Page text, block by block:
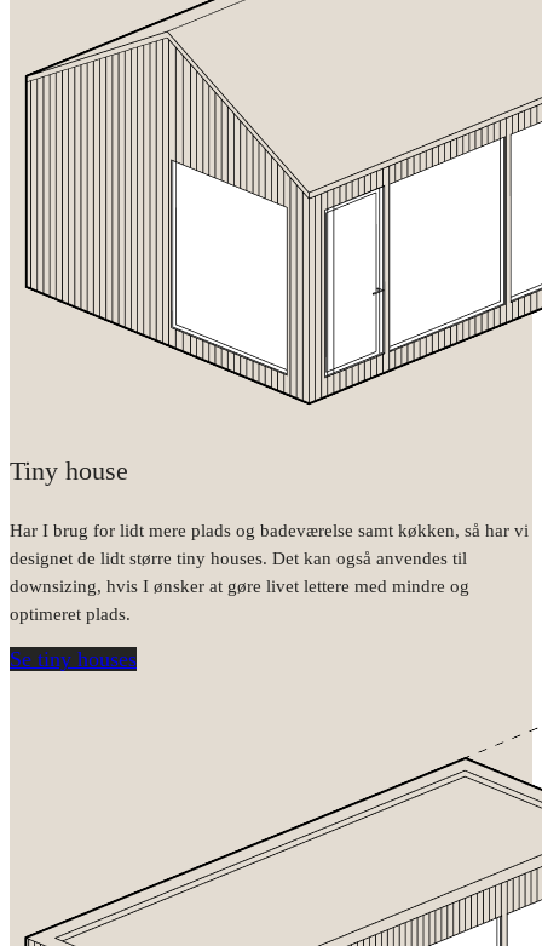
Tiny house
Har I brug for lidt mere plads og badeværelse samt køkken, så har vi
designet de lidt større tiny houses. Det kan også anvendes til
downsizing, hvis I ønsker at gøre livet lettere med mindre og
optimeret plads.
Se tiny houses